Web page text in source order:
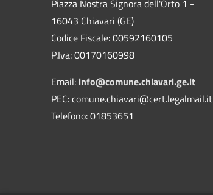
Piazza Nostra Signora dell'Orto 1 -
16043 Chiavari (GE)
Codice Fiscale: 00592160105
P.Iva: 00170160998
Email: info@comune.chiavari.ge.it
PEC: comune.chiavari@cert.legalmail.it
Telefono: 01853651